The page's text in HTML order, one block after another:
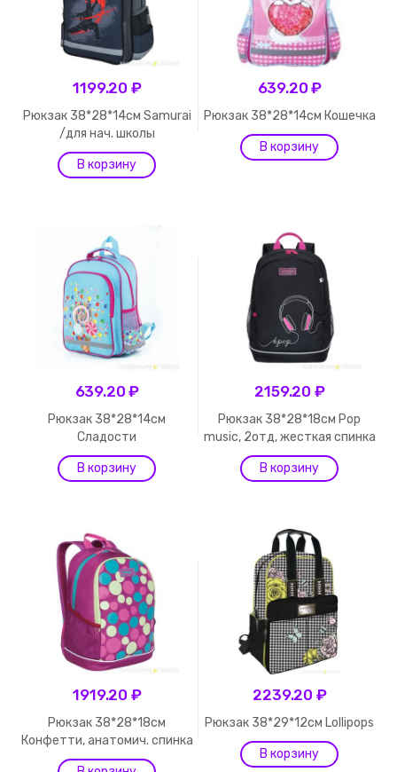
1199.20 ₽
Рюкзак 38*28*14см Samurai
/для нач. школы
639.20 ₽
Рюкзак 38*28*14см Кошечка
639.20 ₽
Рюкзак 38*28*14см
Сладости
2159.20 ₽
Рюкзак 38*28*18см Pop
music, 2отд, жесткая спинка
1919.20 ₽
Рюкзак 38*28*18см
Конфетти, анатомич. спинка
2239.20 ₽
Рюкзак 38*29*12см Lollipops